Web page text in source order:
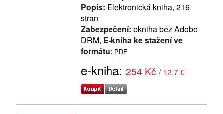
Popis: Elektronická kniha, 216
stran
Zabezpečení: ekniha bez Adobe
DRM, E-kniha ke stažení ve
formátu: PDF
e-kniha: 254 Kč / 12.7 €